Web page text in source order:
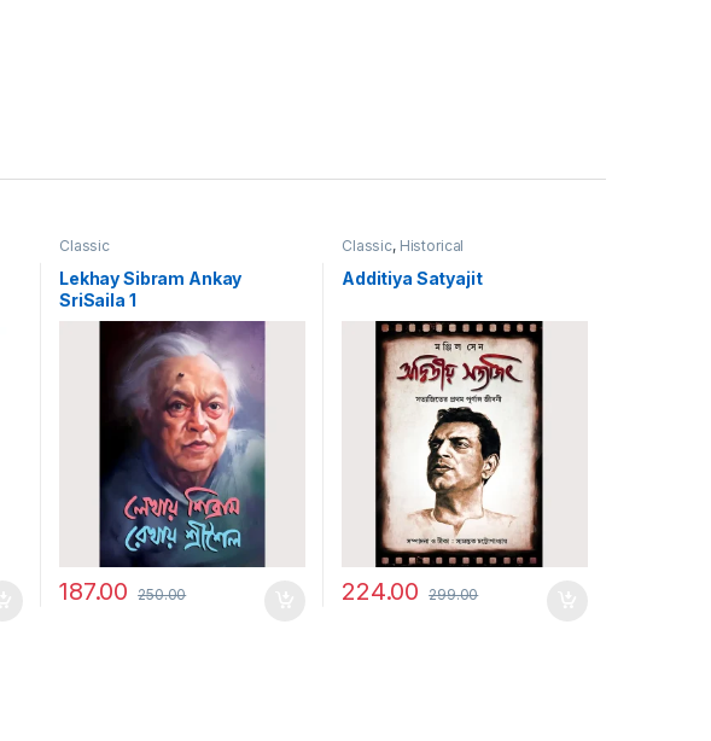
Classic
Lekhay Sibram Ankay
SriSaila 1
187.00 250.00
Classic, Historical
Additiya Satyajit
224.00 299.00